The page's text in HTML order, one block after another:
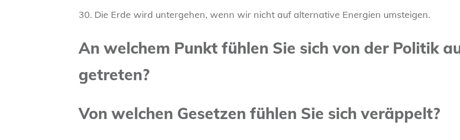
30. Die Erde wird untergehen, wenn wir nicht auf alternative Energien umsteigen.
An welchem Punkt fühlen Sie sich von der Politik
getreten?
Von welchen Gesetzen fühlen Sie sich veräppelt?